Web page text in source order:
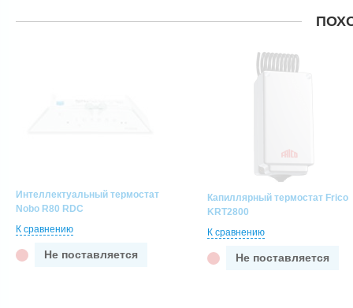
Интеллектуальный термостат
Nobo R80 RDC
К сравнению
Не поставляется
Капиллярный термостат Frico
KRT2800
К сравнению
Не поставляется